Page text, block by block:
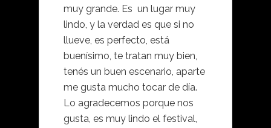
muy grande. Es un lugar muy
lindo, y la verdad es que si no
llueve, es perfecto, está
buenísimo, te tratan muy bien,
tenés un buen escenario, aparte
me gusta mucho tocar de día.
Lo agradecemos porque nos
gusta, es muy lindo el festival,